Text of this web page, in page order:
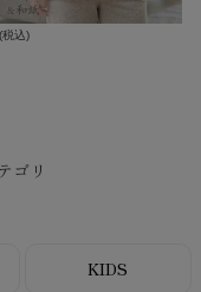
(税込)
ゴリ
KIDS